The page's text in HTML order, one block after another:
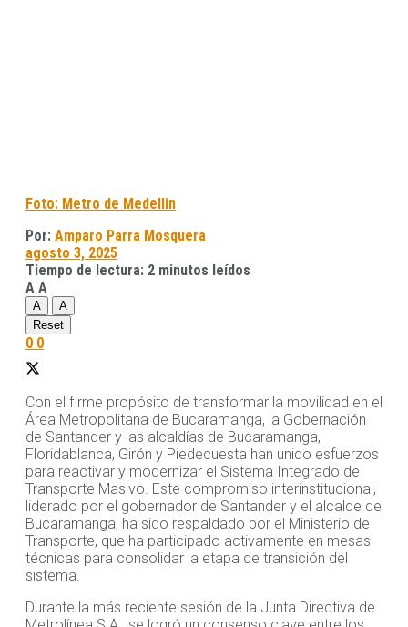
Foto: Metro de Medellin
Por: Amparo Parra Mosquera
agosto 3, 2025
Tiempo de lectura: 2 minutos leídos
A A
A
A
Reset
0 0
Con el firme propósito de transformar la movilidad en el
Área Metropolitana de Bucaramanga, la Gobernación
de Santander y las alcaldías de Bucaramanga,
Floridablanca, Girón y Piedecuesta han unido esfuerzos
para reactivar y modernizar el Sistema Integrado de
Transporte Masivo. Este compromiso interinstitucional,
liderado por el gobernador de Santander y el alcalde de
Bucaramanga, ha sido respaldado por el Ministerio de
Transporte, que ha participado activamente en mesas
técnicas para consolidar la etapa de transición del
sistema.
Durante la más reciente sesión de la Junta Directiva de